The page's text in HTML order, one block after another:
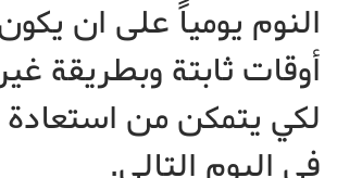
النوم يومياً على ان
أوقات ثابتة وبطريقة
لكي يتمكن من
في اليوم التالي.